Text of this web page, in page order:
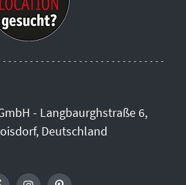
- Langbaurghstraße 6,
Deutschland